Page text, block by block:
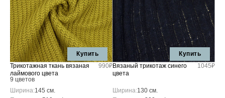
Купить
Трикотажная ткань вязаная
лаймового цвета
9 цветов
990₽
Ширина:145 см.
Купить
Вязаный трикотаж синего
цвета
1045₽
Ширина:130 см.